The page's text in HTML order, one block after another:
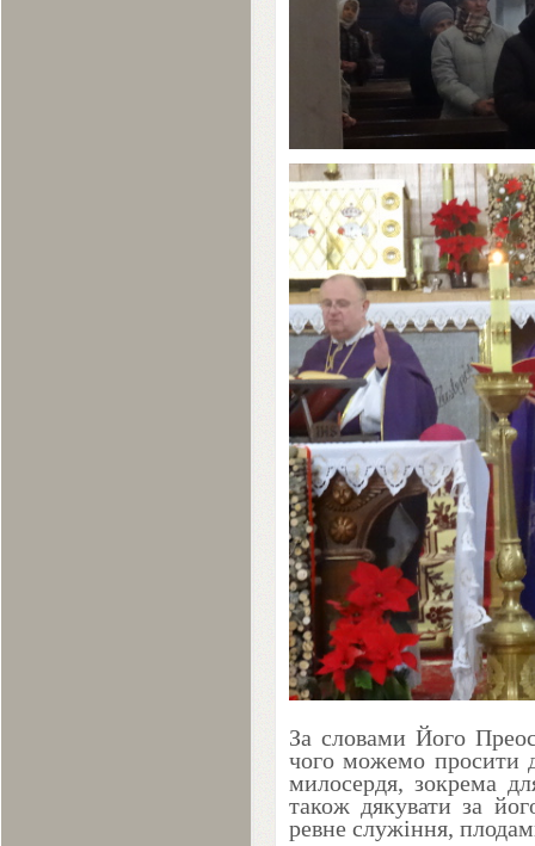
За словами Його
чого можемо просити
милосердя, зокрема
також дякувати за
ревне служіння,